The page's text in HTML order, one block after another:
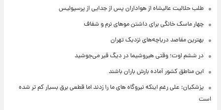
طلب حلالیت عالیشاه از هواداران پس از جدایی از پرسپولیس
چهار ماسک خانگی برای داشتن موهای نرم و شفاف
بهترین مقاصد دریاچه‌های نزدیک تهران
در ششم اوت؛ وقتی هیروشیما در دیگ قیر می‌جوشید
این مناطق کشور آماده بارش باران باشند
پزشکیان: علی رغم اینکه نیروگاه های ما را زدند اما قطعی برق بسیار کم تر شده
است